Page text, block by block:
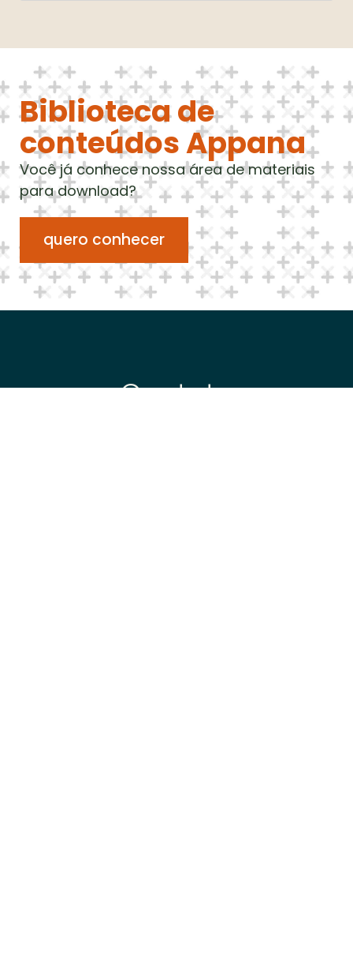
Biblioteca de
conteúdos Appana
Você já conhece nossa área de materiais
para download?
quero conhecer
Contato